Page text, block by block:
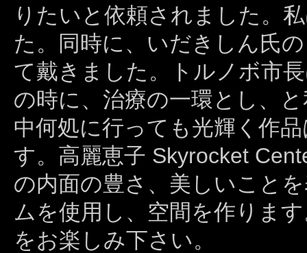
りたいと依頼されました。
た。同時に、いだきしん氏
て戴きました。トルノボ市
の時に、治療の一環とし、
中何処に行っても光輝く作
す。高麗恵子 Skyrocket
の内面の豊さ、美しいこと
ムを使用し、空間を作りま
をお楽しみ下さい。